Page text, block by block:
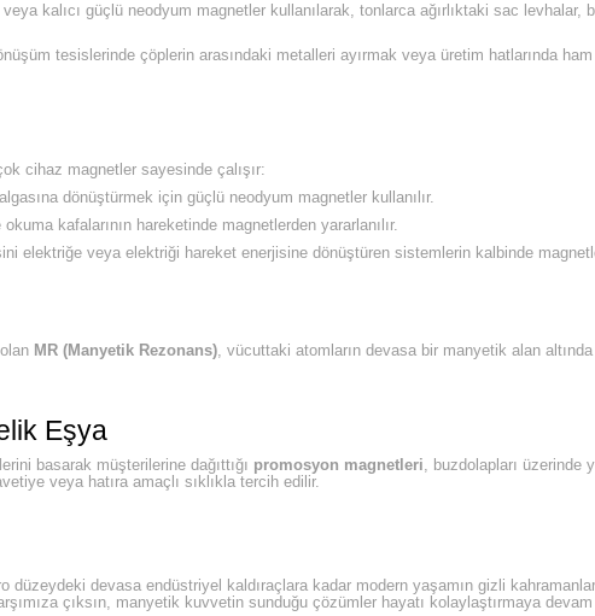
kalıcı güçlü neodyum magnetler kullanılarak, tonlarca ağırlıktaki sac
tesislerinde çöplerin arasındaki metalleri ayırmak veya üretim hatlarında
cihaz magnetler sayesinde çalışır:
dönüştürmek için güçlü neodyum magnetler kullanılır.
kafalarının hareketinde magnetlerden yararlanılır.
elektriğe veya elektriği hareket enerjisine dönüştüren sistemlerin kalbinde
MR (Manyetik Rezonans), vücuttaki atomların devasa bir manyetik alan
Eşya
basarak müşterilerine dağıttığı promosyon magnetleri, buzdolapları üzerinde
veya hatıra amaçlı sıklıkla tercih edilir.
devasa endüstriyel kaldıraçlara kadar modern yaşamın gizli
çıksın, manyetik kuvvetin sunduğu çözümler hayatı kolaylaştırmaya